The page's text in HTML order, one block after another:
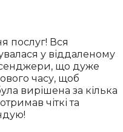
послуг! Вся
у віддаленому
що дуже
часу, щоб
вирішена за кілька
чіткі та